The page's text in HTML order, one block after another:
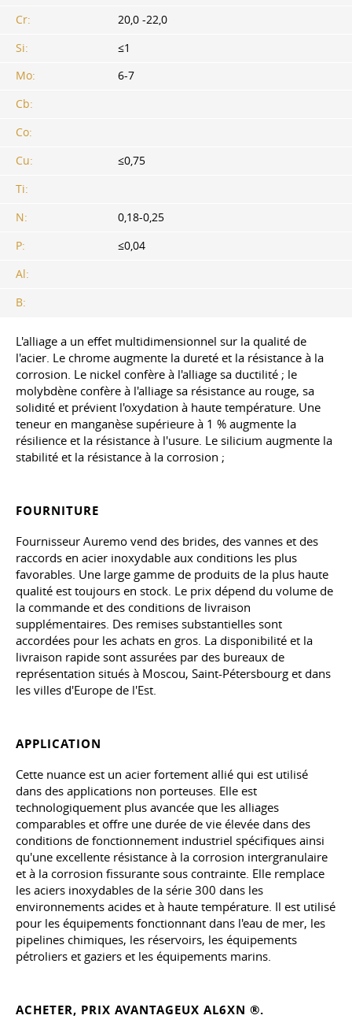
Cr:
20,0 -22,0
Si:
≤1
Mo:
6-7
Cb:
Co:
Cu:
≤0,75
Ti:
N:
0,18-0,25
P:
≤0,04
Al:
В:
L'alliage a un effet multidimensionnel sur la qualité de
l'acier. Le chrome augmente la dureté et la résistance à la
corrosion. Le nickel confère à l'alliage sa ductilité ; le
molybdène confère à l'alliage sa résistance au rouge, sa
solidité et prévient l'oxydation à haute température. Une
teneur en manganèse supérieure à 1 % augmente la
résilience et la résistance à l'usure. Le silicium augmente la
stabilité et la résistance à la corrosion ;
FOURNITURE
Fournisseur Auremo vend des brides, des vannes et des
raccords en acier inoxydable aux conditions les plus
favorables. Une large gamme de produits de la plus haute
qualité est toujours en stock. Le prix dépend du volume de
la commande et des conditions de livraison
supplémentaires. Des remises substantielles sont
accordées pour les achats en gros. La disponibilité et la
livraison rapide sont assurées par des bureaux de
représentation situés à Moscou, Saint-Pétersbourg et dans
les villes d'Europe de l'Est.
APPLICATION
Cette nuance est un acier fortement allié qui est utilisé
dans des applications non porteuses. Elle est
technologiquement plus avancée que les alliages
comparables et offre une durée de vie élevée dans des
conditions de fonctionnement industriel spécifiques ainsi
qu'une excellente résistance à la corrosion intergranulaire
et à la corrosion fissurante sous contrainte. Elle remplace
les aciers inoxydables de la série 300 dans les
environnements acides et à haute température. Il est utilisé
pour les équipements fonctionnant dans l'eau de mer, les
pipelines chimiques, les réservoirs, les équipements
pétroliers et gaziers et les équipements marins.
ACHETER, PRIX AVANTAGEUX AL6XN ®.